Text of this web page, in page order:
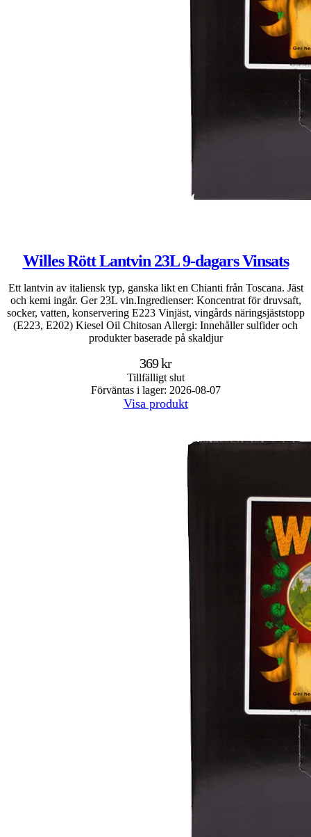
Willes Rött Lantvin 23L 9-dagars Vinsats
Ett lantvin av italiensk typ, ganska likt en Chianti från Toscana. Jäst
och kemi ingår. Ger 23L vin.Ingredienser: Koncentrat för druvsaft,
socker, vatten, konservering E223 Vinjäst, vingårds näringsjäststopp
(E223, E202) Kiesel Oil Chitosan Allergi: Innehåller sulfider och
produkter baserade på skaldjur
369 kr
Tillfälligt slut
Förväntas i lager: 2026-08-07
Visa produkt